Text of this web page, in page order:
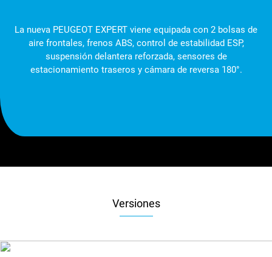
La nueva PEUGEOT EXPERT viene equipada con 2 bolsas de
aire frontales, frenos ABS, control de estabilidad ESP,
suspensión delantera reforzada, sensores de
estacionamiento traseros y cámara de reversa 180°.
Versiones